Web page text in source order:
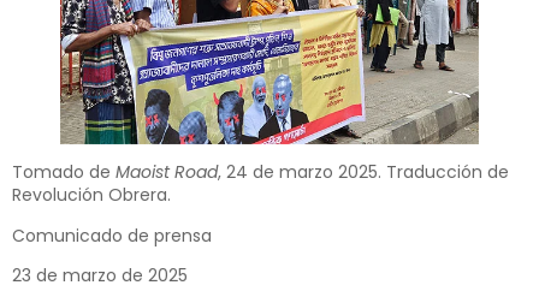
Tomado de Maoist Road, 24 de marzo 2025. Traducción de
Revolución Obrera.
Comunicado de prensa
23 de marzo de 2025